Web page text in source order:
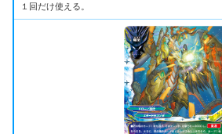
１回だけ使える。